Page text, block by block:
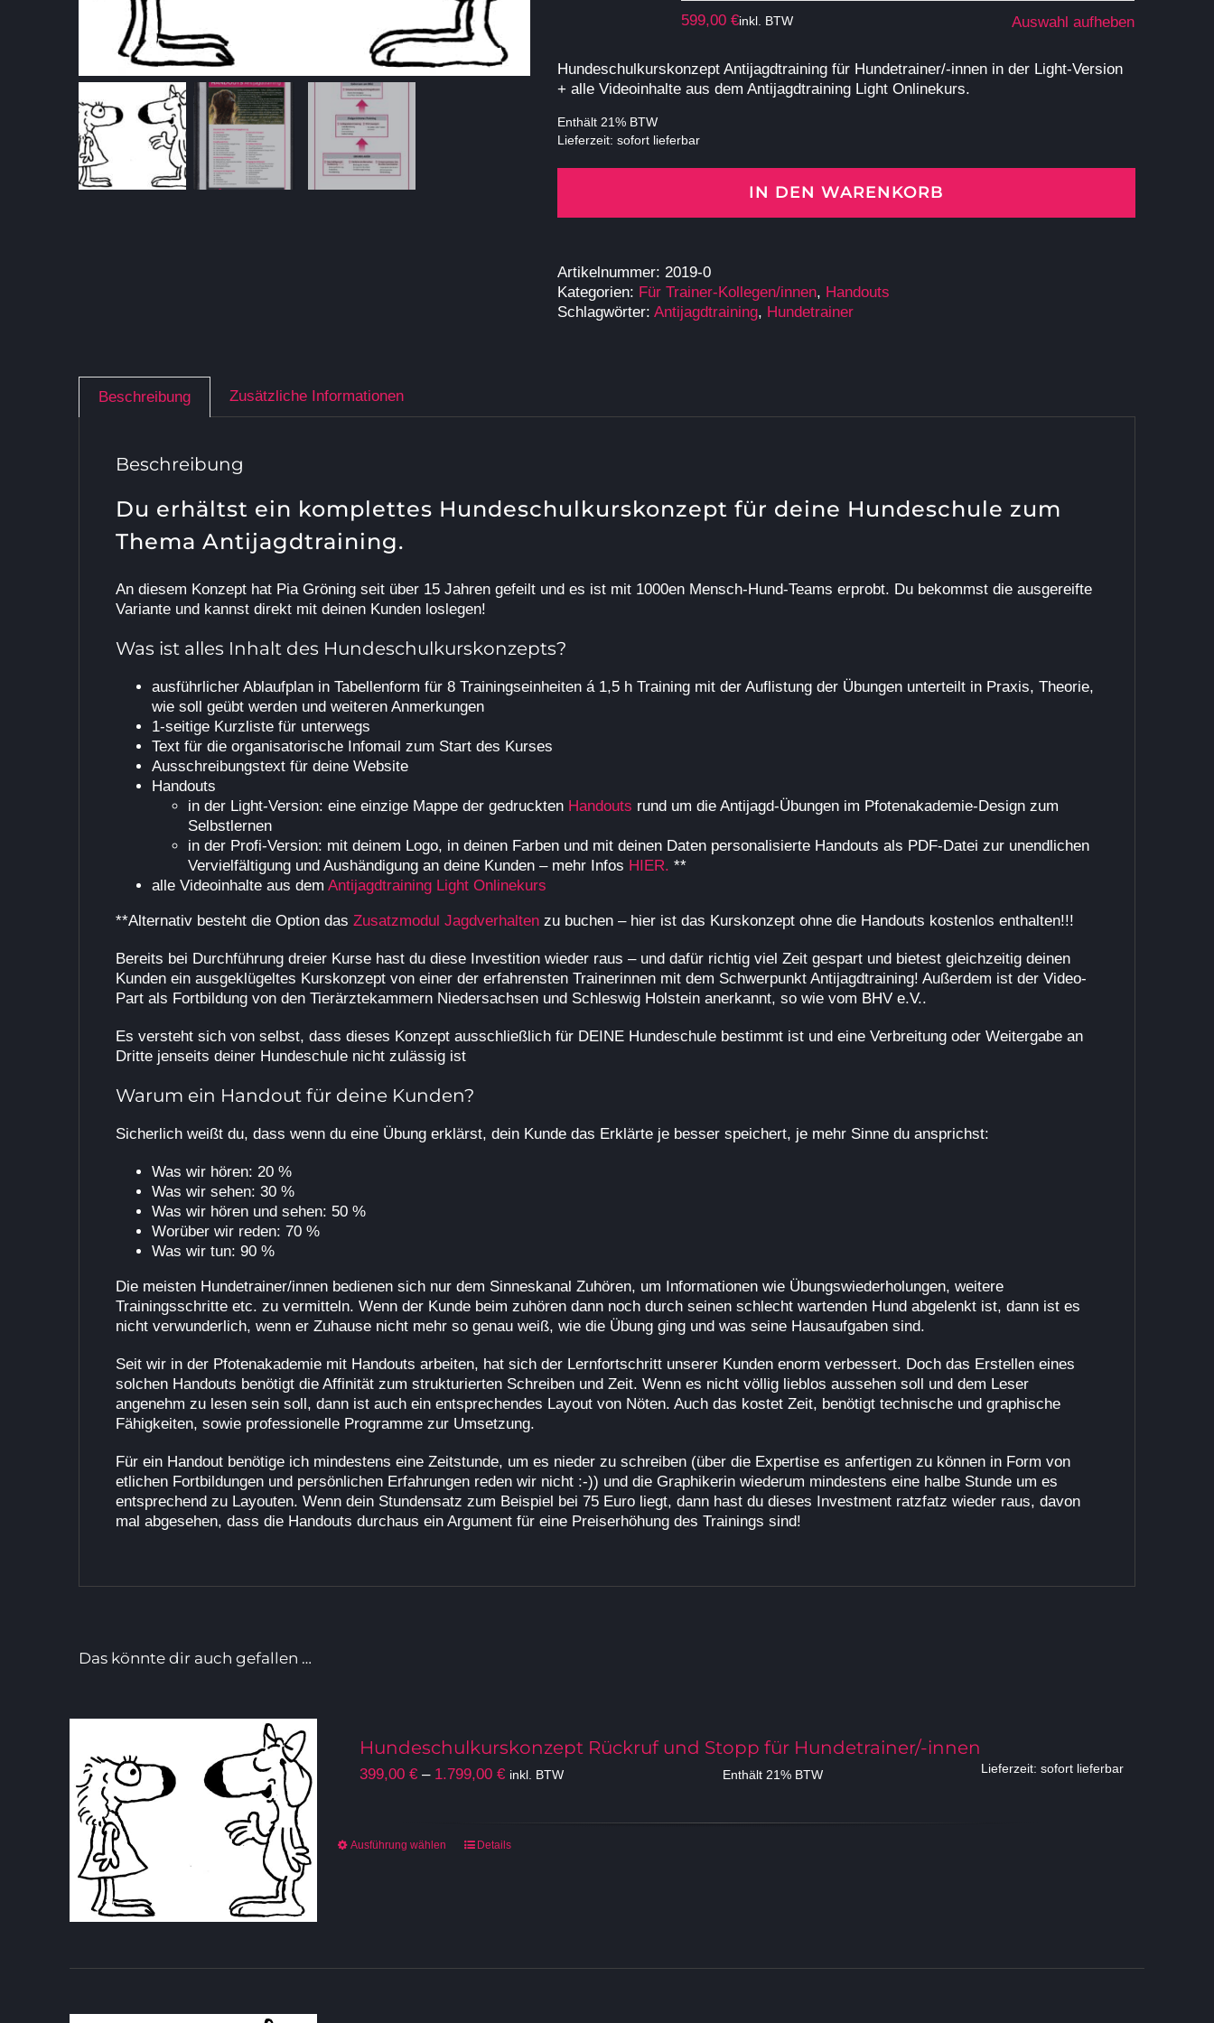
599,00 €inkl. BTW Auswahl aufheben
Hundeschulkurskonzept Antijagdtraining für Hundetrainer/-innen in der Light-Version
+ alle Videoinhalte aus dem Antijagdtraining Light Onlinekurs.
Enthält 21% BTW
Lieferzeit: sofort lieferbar
IN DEN WARENKORB
Artikelnummer: 2019-0
Kategorien: Für Trainer-Kollegen/innen, Handouts
Schlagwörter: Antijagdtraining, Hundetrainer
Beschreibung Zusätzliche Informationen
Beschreibung
Du erhältst ein komplettes Hundeschulkurskonzept für deine Hundeschule zum
Thema Antijagdtraining.
An diesem Konzept hat Pia Gröning seitüber 15 Jahrengefeilt und es ist mit 1000en Mensch-Hund-Teams erprobt. Du bekommst die ausgereifte
Variante und kannst direkt mit deinen Kunden loslegen!
Was ist alles Inhalt des Hundeschulkurskonzepts?
ausführlicher Ablaufplan in Tabellenform für 8 Trainingseinheiten á 1,5 h Training mit der Auflistung der Übungen unterteilt in Praxis, Theorie,
wie soll geübt werden und weiteren Anmerkungen
1-seitige Kurzliste für unterwegs
Text für die organisatorische Infomail zum Start des Kurses
Ausschreibungstext für deine Website
Handouts
in der Light-Version: eine einzige Mappe der gedruckten Handouts rund um die Antijagd-Übungen im Pfotenakademie-Design zum
Selbstlernen
in der Profi-Version: mit deinem Logo, in deinen Farben und mit deinen Daten personalisierte Handouts als PDF-Datei zur unendlichen
Vervielfältigung und Aushändigung an deine Kunden – mehr Infos HIER. **
alle Videoinhalte aus dem Antijagdtraining Light Onlinekurs
**Alternativ besteht die Option das Zusatzmodul Jagdverhaltenzu buchen – hier ist das Kurskonzept ohne die Handouts kostenlos enthalten!!!
Bereits bei Durchführung dreier Kurse hast du diese Investition wieder raus – und dafür richtig viel Zeit gespart und bietest gleichzeitig deinen
Kunden ein ausgeklügeltes Kurskonzept von einer der erfahrensten Trainerinnen mit dem Schwerpunkt Antijagdtraining! Außerdem ist der Video-
Part als Fortbildung von den Tierärztekammern Niedersachsen und Schleswig Holstein anerkannt, so wie vom BHV e.V..
Es versteht sich von selbst, dass dieses Konzept ausschließlich für DEINE Hundeschule bestimmt ist und eine Verbreitung oder Weitergabe an
Dritte jenseits deiner Hundeschule nicht zulässig ist
Warum ein Handout für deine Kunden?
Sicherlich weißt du, dass wenn du eine Übung erklärst, dein Kunde das Erklärte je besser speichert, je mehr Sinne du ansprichst:
Was wir hören: 20 %
Was wir sehen: 30 %
Was wir hören und sehen: 50 %
Worüber wir reden: 70 %
Was wir tun: 90 %
Die meisten Hundetrainer/innen bedienen sich nur dem Sinneskanal Zuhören, um Informationen wie Übungswiederholungen, weitere
Trainingsschritte etc. zu vermitteln. Wenn der Kunde beim zuhören dann noch durch seinen schlecht wartenden Hund abgelenkt ist, dann ist es
nicht verwunderlich, wenn er Zuhause nicht mehr so genau weiß, wie die Übung ging und was seine Hausaufgaben sind.
Seit wir in der Pfotenakademie mit Handouts arbeiten, hat sich der Lernfortschritt unserer Kunden enorm verbessert. Doch das Erstellen eines
solchen Handouts benötigt die Affinität zum strukturierten Schreiben und Zeit. Wenn es nicht völlig lieblos aussehen soll und dem Leser
angenehm zu lesen sein soll, dann ist auch ein entsprechendes Layout von Nöten. Auch das kostet Zeit, benötigt technische und graphische
Fähigkeiten, sowie professionelle Programme zur Umsetzung.
Für ein Handout benötige ich mindestens eine Zeitstunde, um es nieder zu schreiben (über die Expertise es anfertigen zu können in Form von
etlichen Fortbildungen und persönlichen Erfahrungen reden wir nicht :-)) und die Graphikerin wiederum mindestens eine halbe Stunde um es
entsprechend zu Layouten. Wenn dein Stundensatz zum Beispiel bei 75 Euro liegt, dann hast du dieses Investment ratzfatz wieder raus, davon
mal abgesehen, dass die Handouts durchaus ein Argument für eine Preiserhöhung des Trainings sind!
Das könnte dir auch gefallen …
Hundeschulkurskonzept Rückruf und Stopp für Hundetrainer/-innen
399,00 € – 1.799,00 €Preisspanne:
inkl. BTW Enthält 21% BTW Lieferzeit: sofort lieferbar
Ausführung wählen
Dieses
Die
Details